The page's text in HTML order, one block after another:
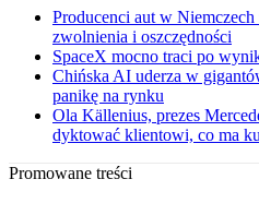
Producenci aut w Niemczech
zwolnienia i oszczędności
SpaceX mocno traci po
Chińska AI uderza w
panikę na rynku
Ola Källenius, prezes
dyktować klientowi, co ma
Promowane treści